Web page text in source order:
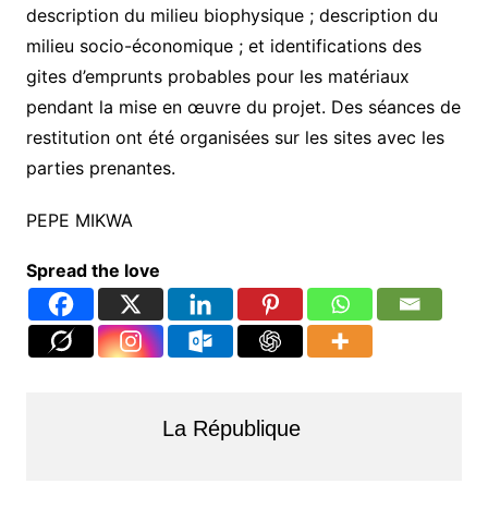
description du milieu biophysique ; description du
milieu socio-économique ; et identifications des
gites d’emprunts probables pour les matériaux
pendant la mise en œuvre du projet. Des séances de
restitution ont été organisées sur les sites avec les
parties prenantes.
PEPE MIKWA
Spread the love
La République